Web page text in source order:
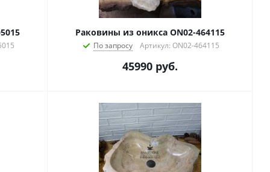
Раковины из оникса ON02-464115
По запросу Артикул: ON02-464115
45990 руб.